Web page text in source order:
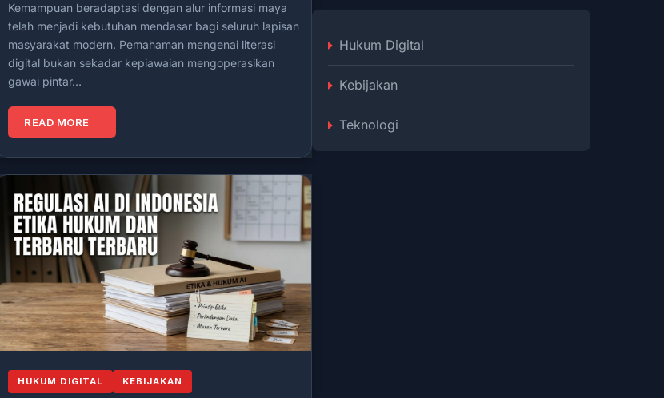
Kemampuan beradaptasi dengan alur informasi maya
telah menjadi kebutuhan mendasar bagi seluruh lapisan
masyarakat modern. Pemahaman mengenai literasi
digital bukan sekadar kepiawaian mengoperasikan
gawai pintar…
READ MORE
HUKUM DIGITAL KEBIJAKAN
Hukum Digital
Kebijakan
Teknologi